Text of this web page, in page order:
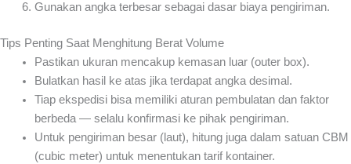
Gunakan angka terbesar sebagai dasar biaya pengiriman.
Tips Penting Saat Menghitung Berat Volume
Pastikan ukuran mencakup kemasan luar (outer box).
Bulatkan hasil ke atas jika terdapat angka desimal.
Tiap ekspedisi bisa memiliki aturan pembulatan dan faktor
berbeda — selalu konfirmasi ke pihak pengiriman.
Untuk pengiriman besar (laut), hitung juga dalam satuan CBM
(cubic meter) untuk menentukan tarif kontainer.